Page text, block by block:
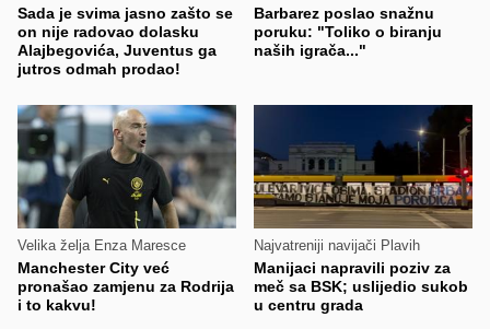
Sada je svima jasno zašto se
on nije radovao dolasku
Alajbegovića, Juventus ga
jutros odmah prodao!
Barbarez poslao snažnu
poruku: "Toliko o biranju
naših igrača..."
Velika želja Enza Maresce
Manchester City već
pronašao zamjenu za Rodrija
i to kakvu!
Najvatreniji navijači Plavih
Manijaci napravili poziv za
meč sa BSK; uslijedio sukob
u centru grada